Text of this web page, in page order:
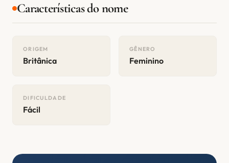
Características do nome
ORIGEM
Britânica
GÊNERO
Feminino
DIFICULDADE
Fácil